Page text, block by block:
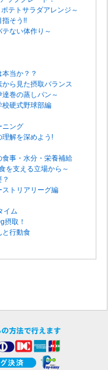
テトサラダアレンジ～
指そう!!
ない体作り～
当か？？
ら見た摂取バランス
巻の蒸しパン～
硬式野球部編
ニング
解を深めよう!
事・水分・栄養補給
を支える立場から～
トリアリーグ編
イム
摂取！
と行動食